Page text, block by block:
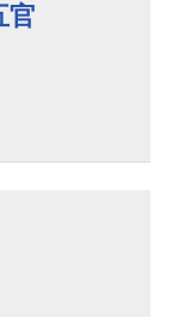
官